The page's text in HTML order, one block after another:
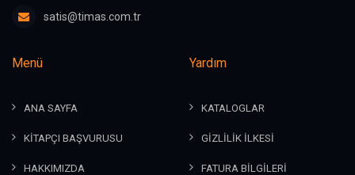
satis@timas.com.tr
Menü
ANA SAYFA
KİTAPÇI BAŞVURUSU
HAKKIMIZDA
Yardım
KATALOGLAR
GİZLİLİK İLKESİ
FATURA BİLGİLERİ